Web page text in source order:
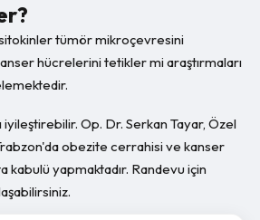
tümör mikroçevresini
hücrelerini tetikler mi araştırmaları
Op. Dr. Serkan Tayar, Özel
obezite cerrahisi ve kanser
kabulü yapmaktadır. Randevu için